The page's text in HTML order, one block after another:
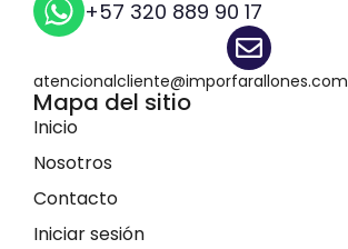
+57 320 889 90 17
atencionalcliente@imporfarallones.com
Mapa del sitio
Inicio
Nosotros
Contacto
Iniciar sesión